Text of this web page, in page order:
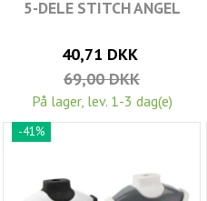
5-DELE STITCH ANGEL
40,71 DKK
69,00 DKK
På lager, lev. 1-3 dag(e)
-41%